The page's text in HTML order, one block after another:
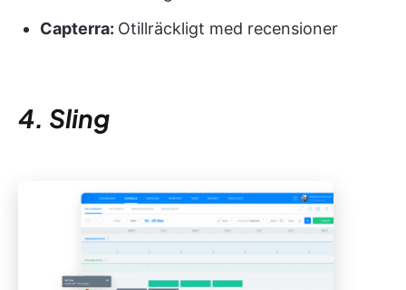
Capterra: Otillräckligt med recensioner
4. Sling